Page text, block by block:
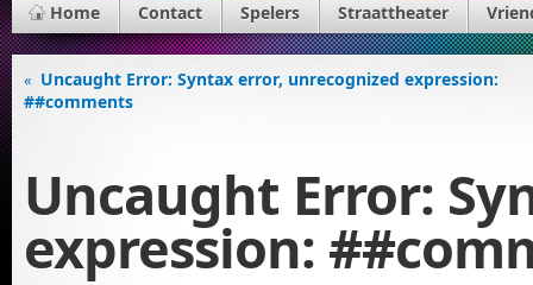
Home Contact Spelers Straattheater
« Uncaught Error: Syntax error, unrecognized expression:
##comments
Uncaught Error:
expression: